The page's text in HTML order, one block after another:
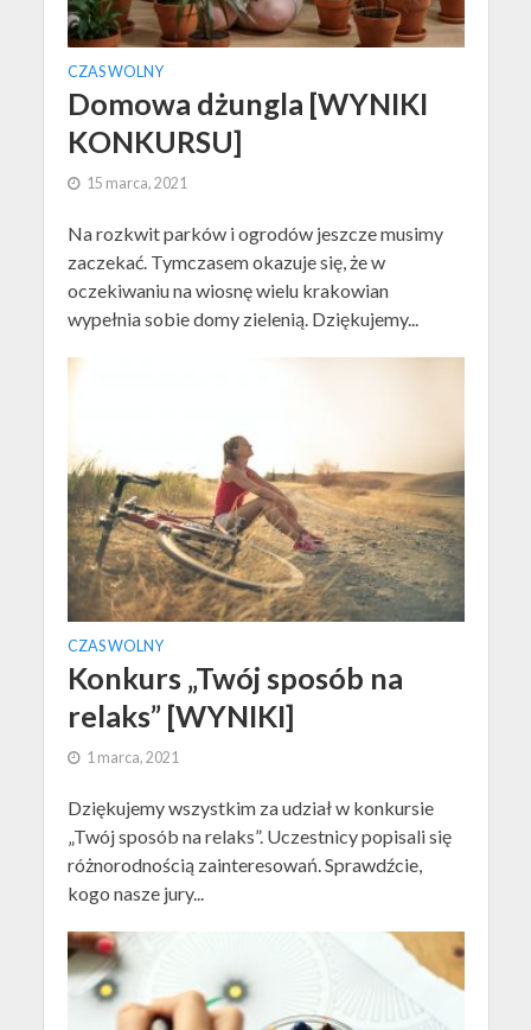
CZAS WOLNY
Domowa dżungla [WYNIKI
KONKURSU]
15 marca, 2021
Na rozkwit parków i ogrodów jeszcze musimy
zaczekać. Tymczasem okazuje się, że w
oczekiwaniu na wiosnę wielu krakowian
wypełnia sobie domy zielenią. Dziękujemy...
CZAS WOLNY
Konkurs „Twój sposób na
relaks” [WYNIKI]
1 marca, 2021
Dziękujemy wszystkim za udział w konkursie
„Twój sposób na relaks”. Uczestnicy popisali się
różnorodnością zainteresowań. Sprawdźcie,
kogo nasze jury...